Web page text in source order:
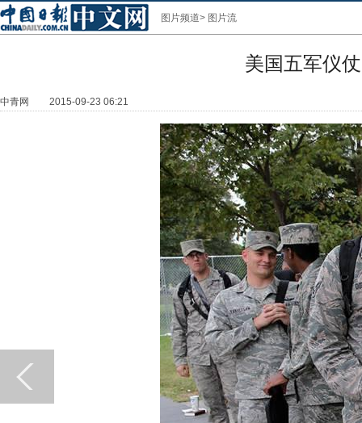
图片频道> 图片流
美国五军仪
中青网 2015-09-23 06:21